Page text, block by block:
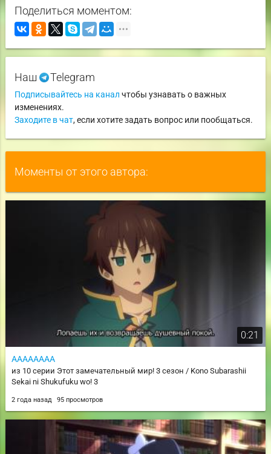
Поделиться моментом:
Наш Telegram
Подписывайтесь на канал чтобы узнавать о важных
изменениях.
Заходите в чат, если хотите задать вопрос или пообщаться.
Моменты от этого автора:
0:21
АААААААА
из 10 серии Этот замечательный мир! 3 сезон / Kono Subarashii
Sekai ni Shukufuku wo! 3
2 года назад 95 просмотров